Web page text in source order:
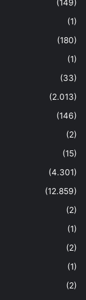
(149)
(1)
(180)
(1)
(33)
(2.013)
(146)
(2)
(15)
(4.301)
(12.859)
(2)
(1)
(2)
(1)
(2)